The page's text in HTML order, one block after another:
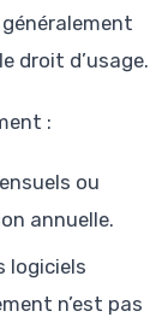
droit d’usage.
:
ou
annuelle.
logiciels
n’est pas